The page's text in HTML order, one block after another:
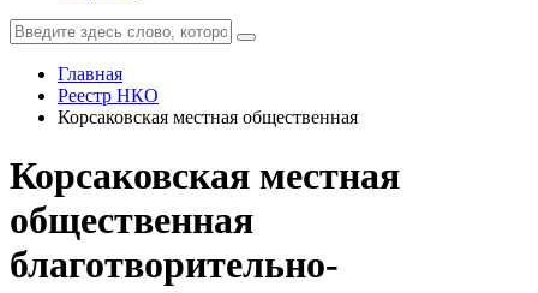
Главная
Реестр НКО
Корсаковская местная общественная
Корсаковская местная
общественная
благотворительно-